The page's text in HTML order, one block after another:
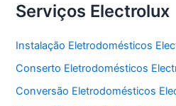
Serviços Electrolux
Instalação Eletrodomésticos
Conserto Eletrodomésticos
Conversão Eletrodomésticos